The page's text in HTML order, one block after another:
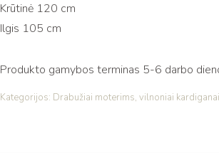
Krūtinė 120 cm
Ilgis 105 cm
Produkto gamybos terminas 5-6 darbo
Kategorijos: Drabužiai moterims, vilnoniai kardiganai